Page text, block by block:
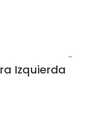
Izquierda